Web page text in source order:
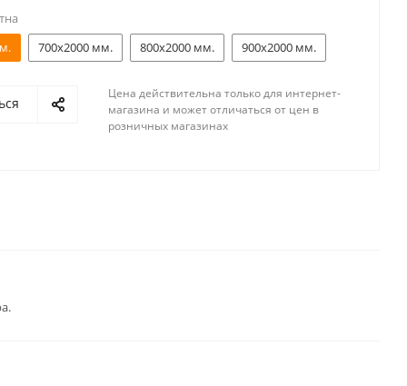
700x2000 мм. 800x2000 мм. 900x2000 мм.
Цена действительна только для интернет-
магазина и может отличаться от цен в
розничных магазинах